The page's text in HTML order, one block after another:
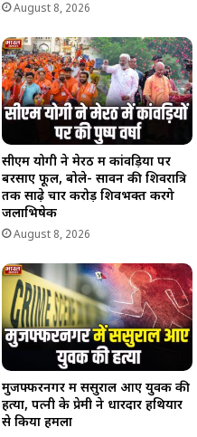
August 8, 2026
सीएम योगी ने मेरठ में कांवड़ियों पर
बरसाए फूल, बोले- सावन की शिवरात्रि
तक साढ़े चार करोड़ शिवभक्त करेंगे
जलाभिषेक
August 8, 2026
मुजफ्फरनगर में ससुराल आए युवक की
हत्या, पत्नी के प्रेमी ने धारदार हथियार
से किया हमला